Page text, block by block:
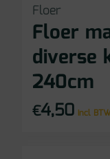
Floer
Floer
diverse
240cm
€4,50 incl